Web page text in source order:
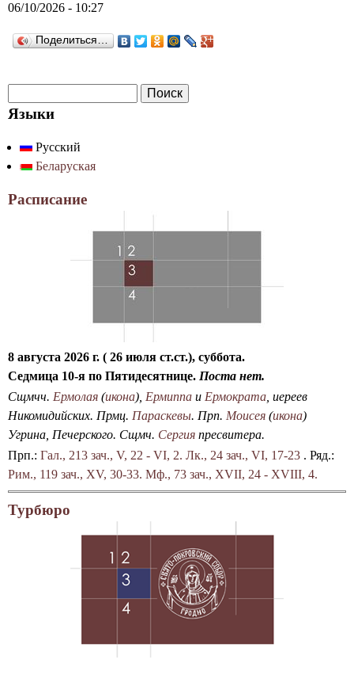
06/10/2026 - 10:27
Поделиться…
Ф
р
м
а
о
с
к
Языки
Русский
Беларуская
Расписание
8 августа 2026 г. ( 26 июля ст.ст.), суббота.
Седмица 10-я по Пятидесятнице. Поста нет.
Сщмчч. Ермолая (икона), Ермиппа и Ермократа , иереев
Никомидийских. Прмц. Параскевы. Прп. Моисея (икона)
Угрина, Печерского. Сщмч. Сергия пресвитера.
Прп.: Гал., 213 зач., V, 22 - VI, 2. Лк., 24 зач., VI, 17-23 . Ряд.:
Рим., 119 зач., XV, 30-33. Мф., 73 зач., XVII, 24 - XVIII, 4.
Турбюро